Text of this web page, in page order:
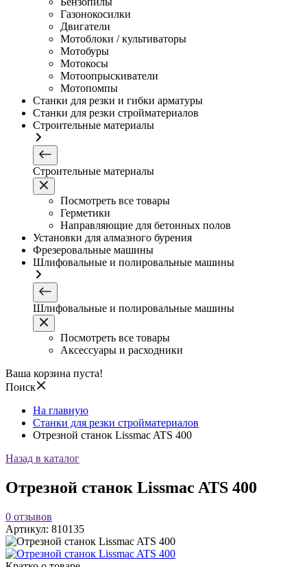
Газонокосилки
Двигатели
Мотоблоки / культиваторы
Мотобуры
Мотокосы
Мотоопрыскиватели
Мотопомпы
Станки для резки и гибки арматуры
Станки для резки стройматериалов
Строительные материалы
Строительные материалы
Посмотреть все товары
Герметики
Направляющие для бетонных полов
Установки для алмазного бурения
Фрезеровальные машины
Шлифовальные и полировальные машины
Шлифовальные и полировальные машины
Посмотреть все товары
Аксессуары и расходники
Ваша корзина пуста!
Поиск
На главную
Станки для резки стройматериалов
Отрезной станок Lissmac ATS 400
Назад в каталог
Отрезной станок Lissmac ATS 400
0 отзывов
Артикул: 810135